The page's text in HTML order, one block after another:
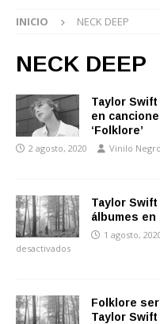
INICIO NECK DEEP
NECK DEEP
Taylor
en
‘Folklore’
2 agosto, 2020 Vinilo Negro
Taylor
álbumes en
1 agosto,
desactivados
Folklore
Taylor